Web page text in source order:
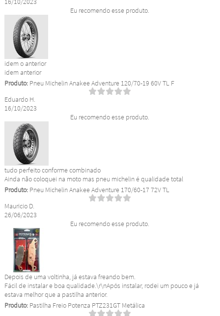
Eu recomendo esse produto.
idem o anterior
idem anterior
Produto:Pneu Michelin Anakee Adventure 120/70-19 60V TL F
Eduardo H.
16/10/2023
Eu recomendo esse produto.
tudo perfeito conforme combinado
Ainda não coloquei na moto mas pneu michelin é qualidade total
Produto:Pneu Michelin Anakee Adventure 170/60-17 72V TL
Mauricio D.
26/06/2023
Eu recomendo esse produto.
Depois de uma voltinha, já estava freando bem.
Fácil de instalar e boa qualidade.\r\nApós instalar, rodei um pouco e já
estava melhor que a pastilha anterior.
Produto:Pastilha Freio Potenza PTZ231GT Metálica